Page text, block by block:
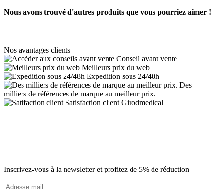
Nous avons trouvé d'autres produits que vous pourriez aimer !
Nos avantages clients
Conseil avant vente
Meilleurs prix du web
Expedition sous 24/48h
Des
milliers de références de marque au meilleur prix.
Satisfaction client Girodmedical
Inscrivez-vous à la newsletter et profitez de 5% de réduction